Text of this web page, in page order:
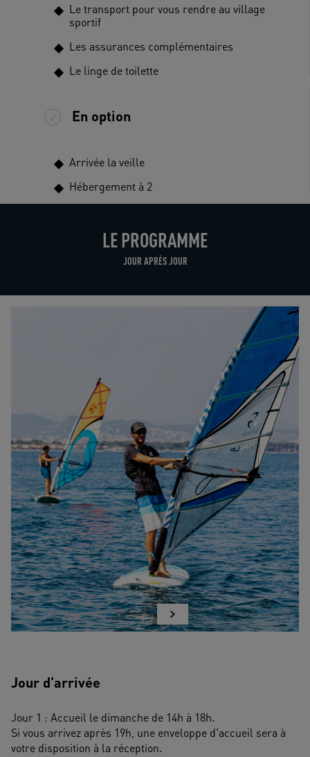
Le transport pour vous rendre au village
sportif
Les assurances complémentaires
Le linge de toilette
En option
Arrivée la veille
Hébergement à 2
LE PROGRAMME
JOUR APRÈS JOUR
Jour d'arrivée
Jour 1 : Accueil le dimanche de 14h à 18h.
Si vous arrivez après 19h, une enveloppe d'accueil sera à
votre disposition à la réception.